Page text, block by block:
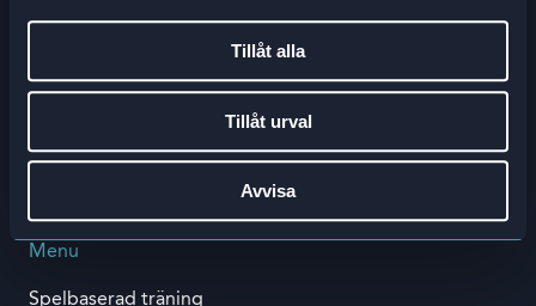
Tillåt alla
Tillåt urval
Avvisa
Anmäl dig till vårt nyhetsbrev för att få de senaste
nyheterna och uppdateringarna
Prenumerera här
Menu
Spelbaserad träning